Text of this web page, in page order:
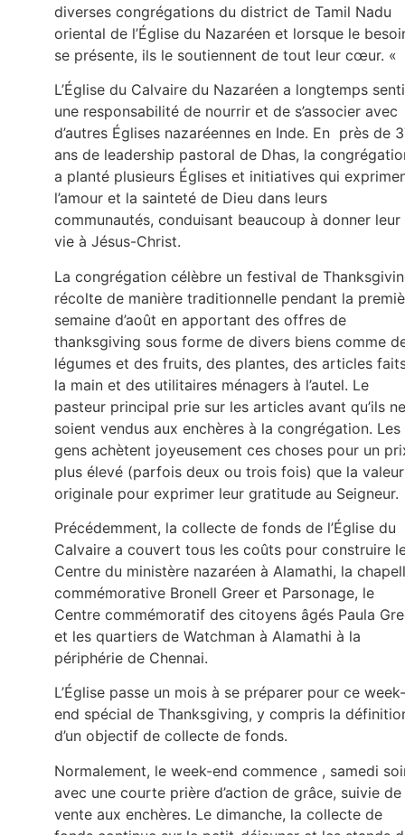
diverses congrégations du district de Tamil Nadu
oriental de l’Église du Nazaréen et lorsque le
se présente, ils le soutiennent de tout leur cœur. «
L’Église du Calvaire du Nazaréen a longtemps senti
une responsabilité de nourrir et de s’associer avec
d’autres Églises nazaréennes en Inde. En près de
ans de leadership pastoral de Dhas, la
a planté plusieurs Églises et initiatives qui
l’amour et la sainteté de Dieu dans leurs
communautés, conduisant beaucoup à donner leur
vie à Jésus-Christ.
La congrégation célèbre un festival de
récolte de manière traditionnelle pendant la
semaine d’août en apportant des offres de
thanksgiving sous forme de divers biens comme
légumes et des fruits, des plantes, des articles
la main et des utilitaires ménagers à l’autel. Le
pasteur principal prie sur les articles avant qu’ils ne
soient vendus aux enchères à la congrégation. Les
gens achètent joyeusement ces choses pour un
plus élevé (parfois deux ou trois fois) que la valeur
originale pour exprimer leur gratitude au Seigneur.
Précédemment, la collecte de fonds de l’Église du
Calvaire a couvert tous les coûts pour construire
Centre du ministère nazaréen à Alamathi, la
commémorative Bronell Greer et Parsonage, le
Centre commémoratif des citoyens âgés Paula
et les quartiers de Watchman à Alamathi à la
périphérie de Chennai.
L’Église passe un mois à se préparer pour ce week-
end spécial de Thanksgiving, y compris la
d’un objectif de collecte de fonds.
Normalement, le week-end commence , samedi
avec une courte prière d’action de grâce, suivie de
vente aux enchères. Le dimanche, la collecte de